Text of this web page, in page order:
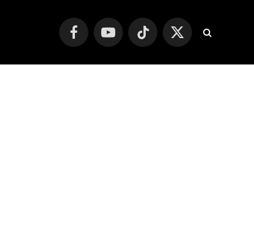
FacebookYouTube TikTok
X
(Twitter)